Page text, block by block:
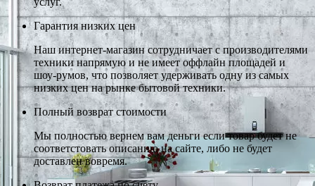
Гарантия низких цен
Наш интернет-магазин сотрудничает с производителями
техники напрямую и не имеет оффлайн площадей и
шоу-румов, что позволяет удерживать одну из самых
низких цен на рынке бытовой техники.
Полный возврат стоимости
Мы полностью вернем вам деньги если товар будет не
соответстовать описанию на сайте, либо не будет
доставлен вовремя.